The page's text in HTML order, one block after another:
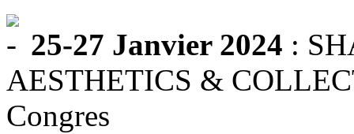
25-27 Janvier 2024 :
AESTHETICS &
Congres